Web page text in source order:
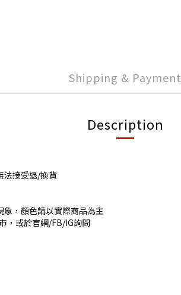
Shipping & Payment
Description
法接受退/換貨
，顏色請以實際商品為主
，或於官網/FB/IG詢問